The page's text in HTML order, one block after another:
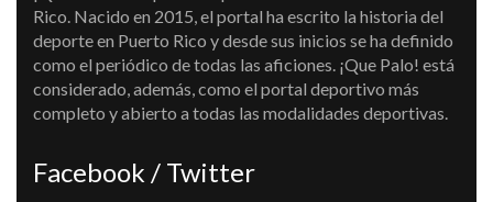
Rico. Nacido en 2015, el portal ha escrito la historia del
deporte en Puerto Rico y desde sus inicios se ha definido
como el periódico de todas las aficiones. ¡Que Palo! está
considerado, además, como el portal deportivo más
completo y abierto a todas las modalidades deportivas.
Facebook / Twitter